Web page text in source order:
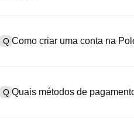
Q Como criar uma conta na
SMS. Após o cadastro, vá em
Q Quais métodos de